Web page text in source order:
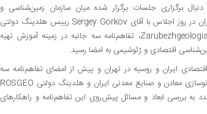
برگزاری جلسات برگزار شده میان سازمان زمین‌شناسی و
اکتشافات‌معدنی کشور و سازمان توسعه و نوسازی معادن و صنایع معدنی ایران در روز اجلاس با آقای Sergey Gorkov رییس هلدینگ دولتی
ROSGEO روسیه و آقای Alexey Desyatkin رییس شرکت تابعه Zarubezhgeologia JSC، تفاهم‌نامه سه جانبه در زمینه آموزش تهیه
اقتصادی و ژئوشیمی به امضا رسید.
ایران و روسیه در تهران و پیش از امضای تفاهم‌نامه سه
جانبه میان سازمان زمین‌شناسی و اکتشافات‌معدنی ایران و سازمان توسعه و نوسازی معادن و صنایع معدنی ایران و هلدینگ دولتی ROSGEO
بررسی ابعاد و مسائل پیش‌روی این تفاهم‌نامه و راهکارهای